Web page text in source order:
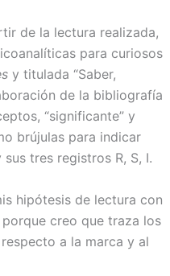
de la lectura realizada,
para curiosos
y titulada “Saber,
de la bibliografía
“significante” y
brújulas para indicar
tres registros R, S, I.
hipótesis de lectura con
creo que traza los
a la marca y al